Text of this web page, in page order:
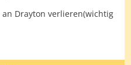
Drayton verlieren(wichtig